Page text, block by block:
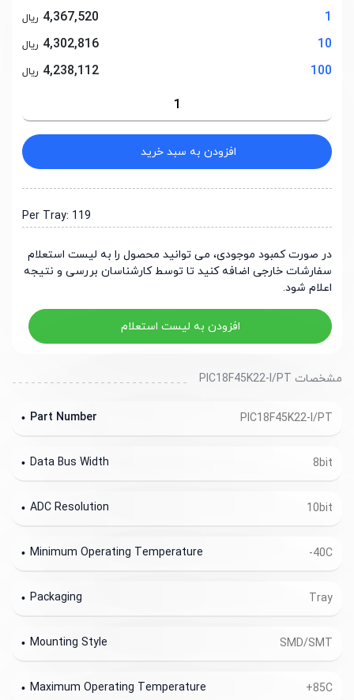
1
4,367,520 ریال
10
4,302,816 ریال
100
4,238,112 ریال
افزودن به سبد خرید
Per Tray: 119
در صورت کمبود موجودی، می توانید محصول را به لیست استعلام
سفارشات خارجی اضافه کنید تا توسط کارشناسان بررسی و نتیجه
اعلام شود.
افزودن به لیست استعلام
مشخصات PIC18F45K22-I/PT
PIC18F45K22-I/PT
Part Number
8bit
Data Bus Width
10bit
ADC Resolution
-40C
Minimum Operating Temperature
Tray
Packaging
SMD/SMT
Mounting Style
+85C
Maximum Operating Temperature